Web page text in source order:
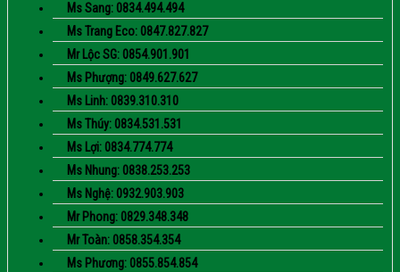
Ms Sang: 0834.494.494
Ms Trang Eco: 0847.827.827
Mr Lộc SG: 0854.901.901
Ms Phượng: 0849.627.627
Ms Linh: 0839.310.310
Ms Thúy: 0834.531.531
Ms Lợi: 0834.774.774
Ms Nhung: 0838.253.253
Ms Nghệ: 0932.903.903
Mr Phong: 0829.348.348
Mr Toàn: 0858.354.354
Ms Phương: 0855.854.854